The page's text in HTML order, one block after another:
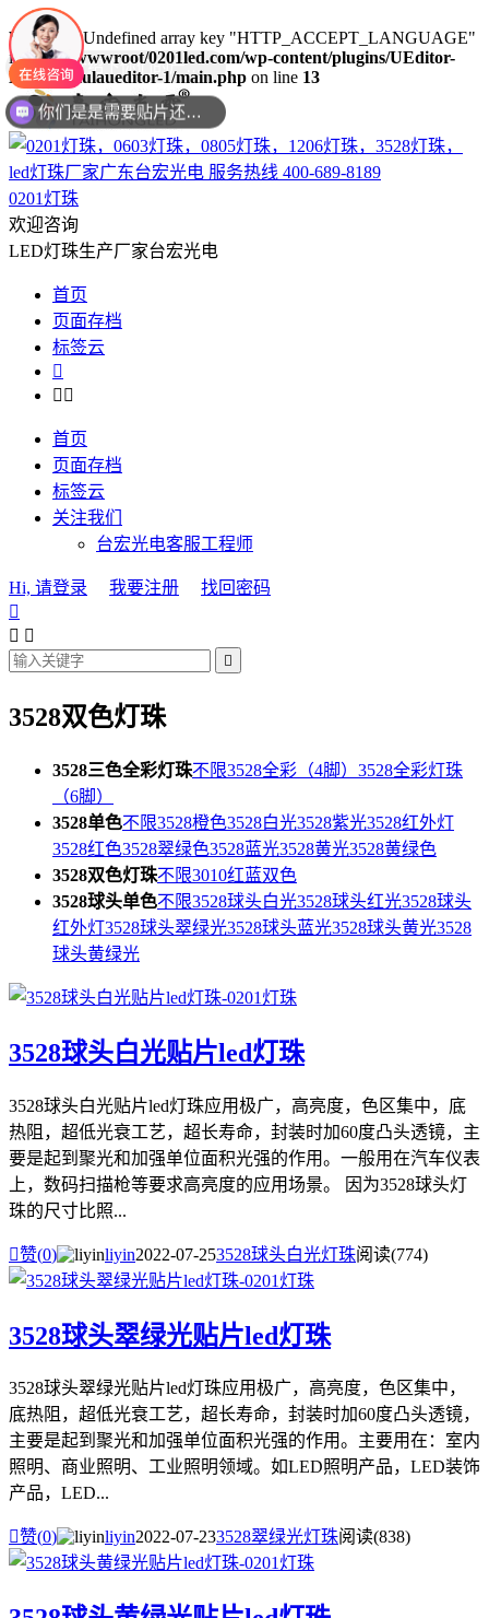
Warning
: Undefined array key "HTTP_ACCEPT_LANGUAGE"
in/www/wwwroot/0201led.com/wp-content/plugins/UEditor-
KityFormulaueditor-1/main.php on line 13
0201灯珠
欢迎咨询
LED灯珠生产厂家台宏光电
首页
页面存档
标签云

 
首页
页面存档
标签云
关注我们
台宏光电客服工程师
Hi, 请登录 我要注册
找回密码

 

3528双色灯珠
3528三色全彩灯珠不限3528全彩（4脚） 3528全彩灯珠
（6脚）
3528单色不限3528橙色3528白光3528紫光3528红外灯
3528红色3528翠绿色3528蓝光3528黄光3528黄绿色
3528双色灯珠不限3010红蓝双色
3528球头单色不限3528球头白光3528球头红光3528球头
红外灯3528球头翠绿光3528球头蓝光3528球头黄光3528
球头黄绿光
3528球头白光贴片led灯珠
3528球头白光贴片led灯珠应用极广，高亮度，色区集中，底
热阻，超低光衰工艺，超长寿命，封装时加60度凸头透镜，主
要是起到聚光和加强单位面积光强的作用。一般用在汽车仪表
上，数码扫描枪等要求高亮度的应用场景。 因为3528球头灯
珠的尺寸比照...
赞(0) liyin2022-07-253528球头白光灯珠阅读(774)
3528球头翠绿光贴片led灯珠
3528球头翠绿光贴片led灯珠应用极广，高亮度，色区集中，
底热阻，超低光衰工艺，超长寿命，封装时加60度凸头透镜，
主要是起到聚光和加强单位面积光强的作用。主要用在：室内
照明、商业照明、工业照明领域。如LED照明产品，LED装饰
产品，LED...
赞(0) liyin2022-07-233528翠绿光灯珠阅读(838)